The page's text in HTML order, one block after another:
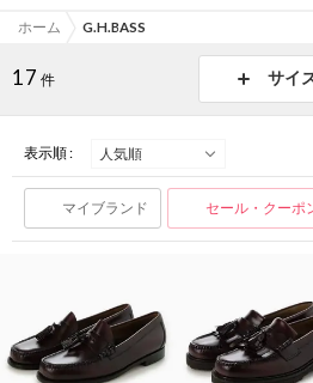
ホーム G.H.BASS
17 件 サイ
表示順 :
マイブランド セール・クーポ